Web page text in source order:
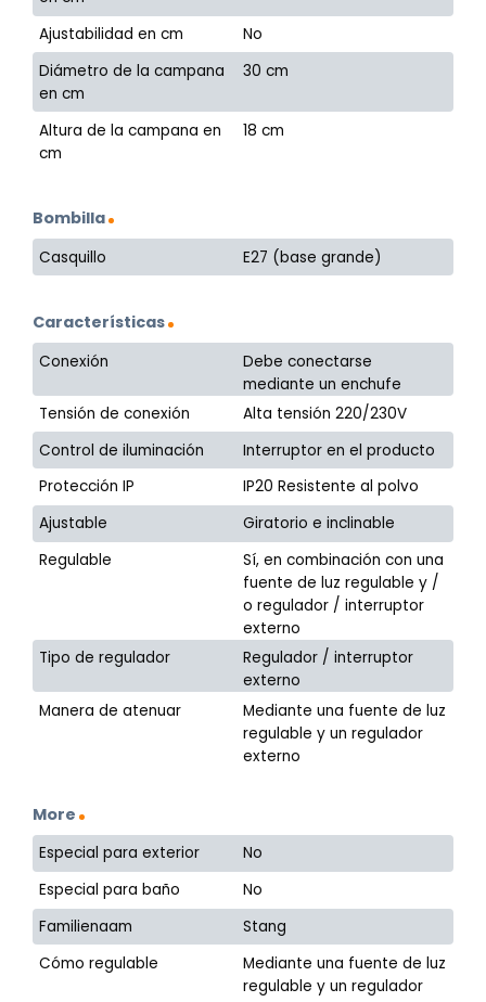
Ajustabilidad en cm
No
Diámetro de la campana
en cm
30 cm
Altura de la campana en
cm
18 cm
Bombilla
Casquillo E27 (base grande)
Características
Conexión
Debe conectarse
mediante un enchufe
Tensión de conexión
Alta tensión 220/230V
Control de iluminación
Interruptor en el producto
Protección IP
IP20 Resistente al polvo
Ajustable
Giratorio e inclinable
Regulable
Sí, en combinación con una
fuente de luz regulable y /
o regulador / interruptor
externo
Tipo de regulador
Regulador / interruptor
externo
Manera de atenuar
Mediante una fuente de luz
regulable y un regulador
externo
More
Especial para exterior
No
Especial para baño
No
Familienaam
Stang
Cómo regulable
Mediante una fuente de luz
regulable y un regulador